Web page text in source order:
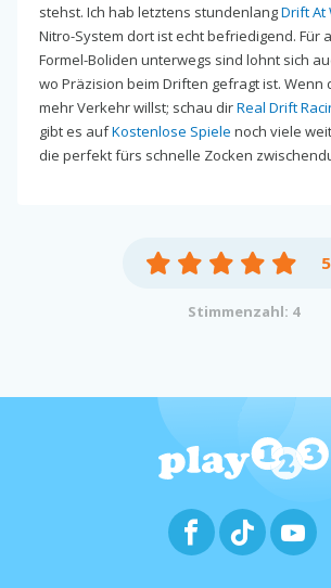
stehst. Ich hab letztens stundenlangDrift At
Nitro-System dort ist echt befriedigend. Für
Formel-Boliden unterwegs sind lohnt sich
wo Präzision beim Driften gefragt ist. Wenn
mehr Verkehr willst; schau dirReal Drift
gibt es aufKostenlose Spiele noch viele
die perfekt fürs schnelle Zocken
Stimmenzahl: 4